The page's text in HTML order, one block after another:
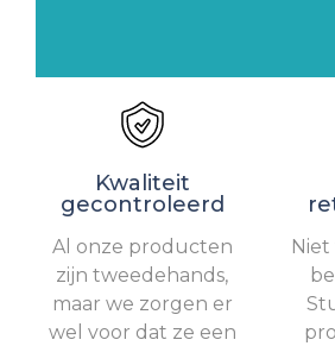
Kwaliteit
gecontroleerd
Al onze producten
zijn tweedehands,
maar we zorgen er
wel voor dat ze een